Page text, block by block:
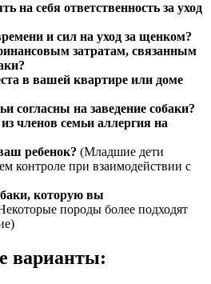
на себя ответственность за уход
и сил на уход за щенком?
затратам, связанным
в вашей квартире или доме
согласны на заведение собаки?
членов семьи аллергия на
ребенок? (Младшие дети
контроле при взаимодействии с
которую вы
породы более подходят
варианты: